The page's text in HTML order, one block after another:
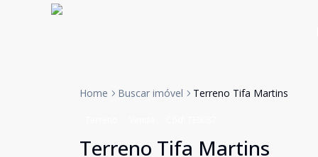
Home Buscar imóvel Terreno Tifa Martins
Terreno Tifa Martins